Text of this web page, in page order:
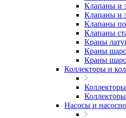
Клапаны и
Клапаны и
Клапаны
Клапаны
Краны
Краны
Краны
Коллекторы и
Насосы и